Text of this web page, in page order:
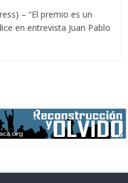
– “El premio es un
en entrevista Juan Pablo